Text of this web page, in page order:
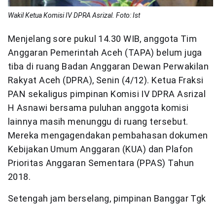
Wakil Ketua Komisi IV DPRA Asrizal. Foto: Ist
Menjelang sore pukul 14.30 WIB, anggota Tim
Anggaran Pemerintah Aceh (TAPA) belum juga
tiba di ruang Badan Anggaran Dewan Perwakilan
Rakyat Aceh (DPRA), Senin (4/12). Ketua Fraksi
PAN sekaligus pimpinan Komisi IV DPRA Asrizal
H Asnawi bersama puluhan anggota komisi
lainnya masih menunggu di ruang tersebut.
Mereka mengagendakan pembahasan dokumen
Kebijakan Umum Anggaran (KUA) dan Plafon
Prioritas Anggaran Sementara (PPAS) Tahun
2018.
Setengah jam berselang, pimpinan Banggar Tgk